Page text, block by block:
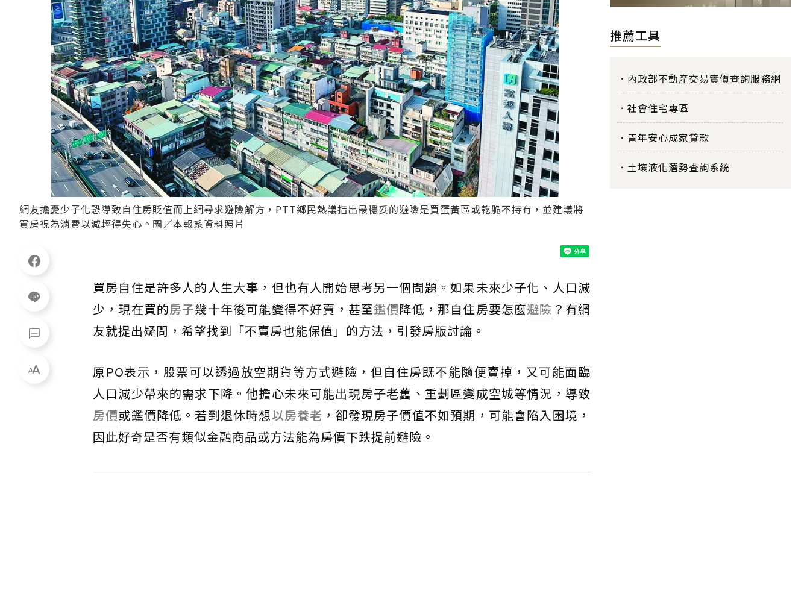
網友擔憂少子化恐導致自住房貶值而上網尋求避險解方，PTT鄉民熱議指出最穩妥的避險是買蛋黃區或乾脆不持有，並建議將
買房視為消費以減輕得失心。圖／本報系資料照片
買房自住是許多人的人生大事，但也有人開始思考另一個問題。如果未來少子化、人口減
少，現在買的房子幾十年後可能變得不好賣，甚至鑑價降低，那自住房要怎麼避險 ？有網
友就提出疑問，希望找到「不賣房也能保值」的方法，引發房版討論。
原PO表示，股票可以透過放空期貨等方式避險，但自住房既不能隨便賣掉，又可能面臨
人口減少帶來的需求下降。他擔心未來可能出現房子老舊、重劃區變成空城等情況，導致
房價或鑑價降低。若到退休時想以房養老 ，卻發現房子價值不如預期，可能會陷入困境，
因此好奇是否有類似金融商品或方法能為房價下跌提前避險。
推薦工具
內政部不動產交易實價查詢服務網
社會住宅專區
青年安心成家貸款
土壤液化潛勢查詢系統